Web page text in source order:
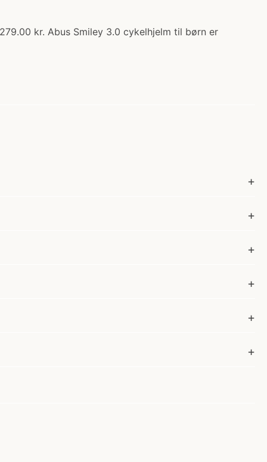
kr. Abus Smiley 3.0 cykelhjelm til børn er